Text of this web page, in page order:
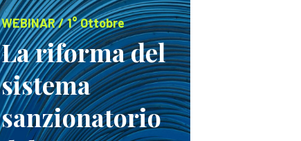
WEBINAR / 1° Ottobre
La riforma del
sistema
sanzionatorio